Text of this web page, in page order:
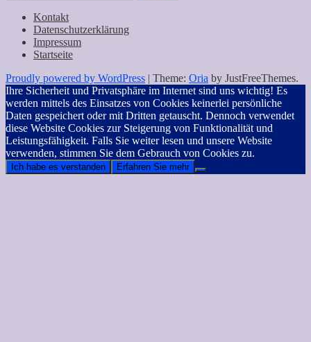
nach:
Kontakt
Datenschutzerklärung
Impressum
Startseite
Proudly powered by WordPress | Theme: Oria by JustFreeThemes.
Ihre Sicherheit und Privatsphäre im Internet sind uns wichtig! Es
werden mittels des Einsatzes von Cookies keinerlei persönliche
Daten gespeichert oder mit Dritten getauscht. Dennoch verwendet
diese Website Cookies zur Steigerung von Funktionalität und
Leistungsfähigkeit. Falls Sie weiter lesen und unsere Website
verwenden, stimmen Sie dem Gebrauch von Cookies zu.
Ich habe es verstanden Erfahren Sie mehr